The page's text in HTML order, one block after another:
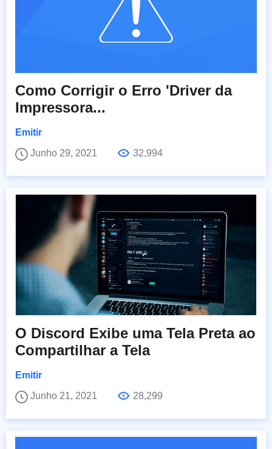
Como Corrigir o Erro 'Driver da
Impressora...
Emitir
Junho 29, 2021
32,994
O Discord Exibe uma Tela Preta ao
Compartilhar a Tela
Emitir
Junho 21, 2021
28,299